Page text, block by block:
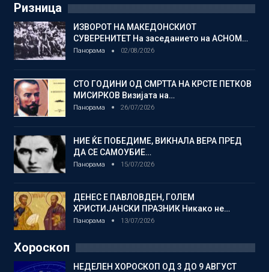
Ризница
ИЗВОРОТ НА МАКЕДОНСКИОТ
СУВЕРЕНИТЕТ На заседанието на АСНОМ…
Панорама 02/08/2026
СТО ГОДИНИ ОД СМРТТА НА КРСТЕ ПЕТКОВ
МИСИРКОВ Визијата на…
Панорама 26/07/2026
НИЕ ЌЕ ПОБЕДИМЕ, ВИКНАЛА ВЕРА ПРЕД
ДА СЕ САМОУБИЕ…
Панорама 15/07/2026
ДЕНЕС Е ПАВЛОВДЕН, ГОЛЕМ
ХРИСТИЈАНСКИ ПРАЗНИК Никако не…
Панорама 13/07/2026
Хороскоп
НЕДЕЛЕН ХОРОСКОП ОД 3 ДО 9 АВГУСТ